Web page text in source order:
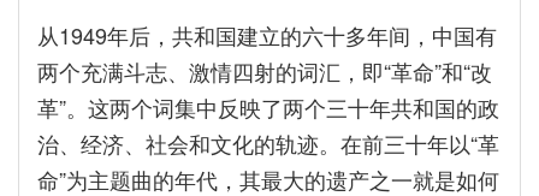
从1949年后，共和国建立的六十多年间，中国有
两个充满斗志、激情四射的词汇，即“革命”和“改
革”。这两个词集中反映了两个三十年共和国的政
治、经济、社会和文化的轨迹。在前三十年以“革
命”为主题曲的年代，其最大的遗产之一就是如何